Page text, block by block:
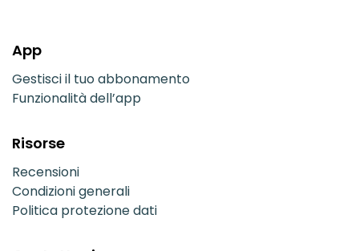
App
Gestisci il tuo abbonamento
Funzionalità dell’app
Risorse
Recensioni
Condizioni generali
Politica protezione dati